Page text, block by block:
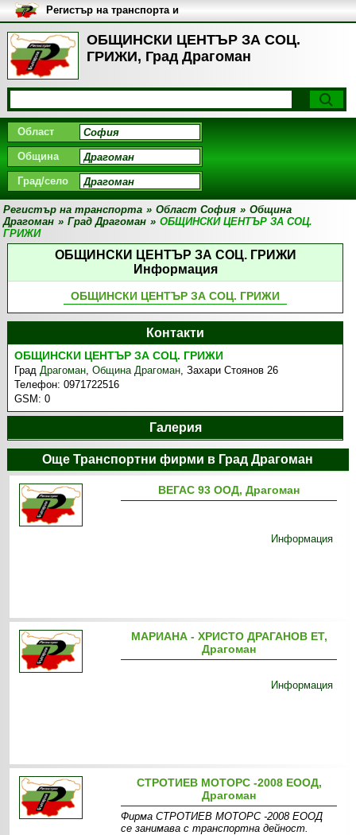
ОБЩИНСКИ ЦЕНТЪР ЗА СОЦ.
ГРИЖИ, Град Драгоман
Регистър на транспорта и
транспортните фирми в
България
Област
Община
Град/село
Регистър на транспорта » Област София » Община
Драгоман » Град Драгоман » ОБЩИНСКИ ЦЕНТЪР ЗА СОЦ.
ГРИЖИ
ОБЩИНСКИ ЦЕНТЪР ЗА СОЦ. ГРИЖИ
Информация
ОБЩИНСКИ ЦЕНТЪР ЗА СОЦ. ГРИЖИ
Контакти
ОБЩИНСКИ ЦЕНТЪР ЗА СОЦ. ГРИЖИ
ГрадДрагоман,Община Драгоман,Захари Стоянов 26
Телефон:0971722516
GSM:0
Галерия
Още Транспортни фирми в Град Драгоман
ВЕГАС 93 ООД, Драгоман
Информация
МАРИАНА - ХРИСТО ДРАГАНОВ ЕТ,
Драгоман
Информация
СТРОТИЕВ МОТОРС -2008 ЕООД,
Драгоман
Фирма СТРОТИЕВ МОТОРС -2008 ЕООД
се занимава с транспортна дейност.